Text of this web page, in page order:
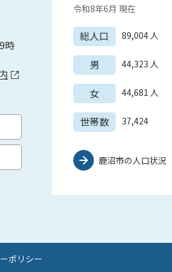
時
令和8年6月 現在
総人口 89,004 人
男 44,323 人
女 44,681 人
世帯数 37,424
鹿沼市の人口状況
ポリシー